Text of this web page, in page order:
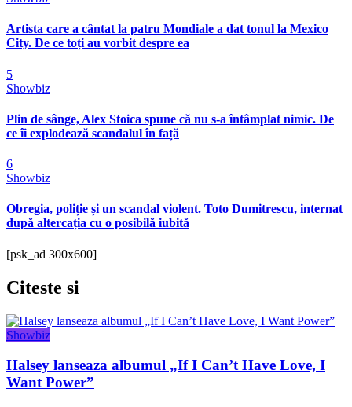
Artista care a cântat la patru Mondiale a dat tonul la Mexico
City. De ce toți au vorbit despre ea
5
Showbiz
Plin de sânge, Alex Stoica spune că nu s-a întâmplat nimic. De
ce îi explodează scandalul în față
6
Showbiz
Obregia, poliție și un scandal violent. Toto Dumitrescu, internat
după altercația cu o posibilă iubită
[psk_ad 300x600]
Citeste si
Showbiz
Halsey lanseaza albumul „If I Can’t Have Love, I
Want Power”